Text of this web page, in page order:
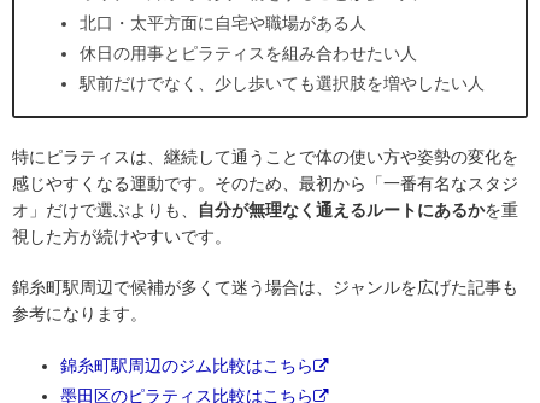
北口・太平方面に自宅や職場がある人
休日の用事とピラティスを組み合わせたい人
駅前だけでなく、少し歩いても選択肢を増やしたい人
特にピラティスは、継続して通うことで体の使い方や姿勢の変化を
感じやすくなる運動です。そのため、最初から「一番有名なスタジ
オ」だけで選ぶよりも、
自分が無理なく通えるルートにあるかを重
視した方が続けやすいです。
錦糸町駅周辺で候補が多くて迷う場合は、ジャンルを広げた記事も
参考になります。
錦糸町駅周辺のジム比較はこちら
墨田区のピラティス比較はこちら